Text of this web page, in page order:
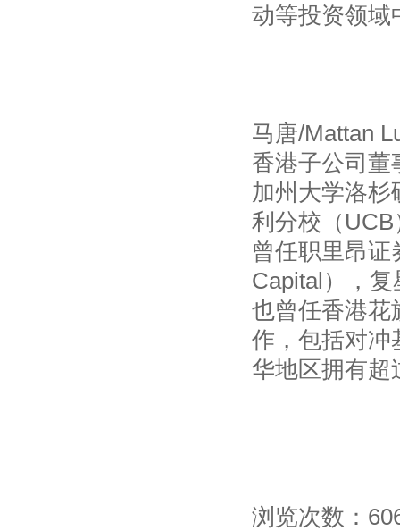
动等投资领域
马唐/Mattan
香港子公司董
加州大学洛杉
利分校（
曾任职里昂证
Capital），
也曾任香港花
作，包括对冲
华地区拥有超
浏览次数：